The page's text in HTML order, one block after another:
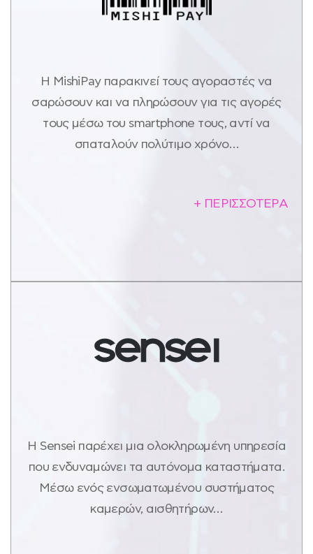
Η MishiPay παρακινεί τους αγοραστές να
σαρώσουν και να πληρώσουν για τις αγορές
τους μέσω του smartphone τους, αντί να
σπαταλούν πολύτιμο χρόνο…
+ ΠΕΡΙΣΣΟΤΕΡΑ
Η Sensei παρέχει μια ολοκληρωμένη υπηρεσία
που ενδυναμώνει τα αυτόνομα καταστήματα.
Μέσω ενός ενσωματωμένου συστήματος
καμερών, αισθητήρων…